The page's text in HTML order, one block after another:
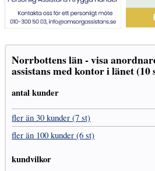
Norrbottens län - visa
assistans med kontor i länet (10
antal kunder
fler än 30 kunder (7 st)
fler än 100 kunder (6 st)
kundvilkor